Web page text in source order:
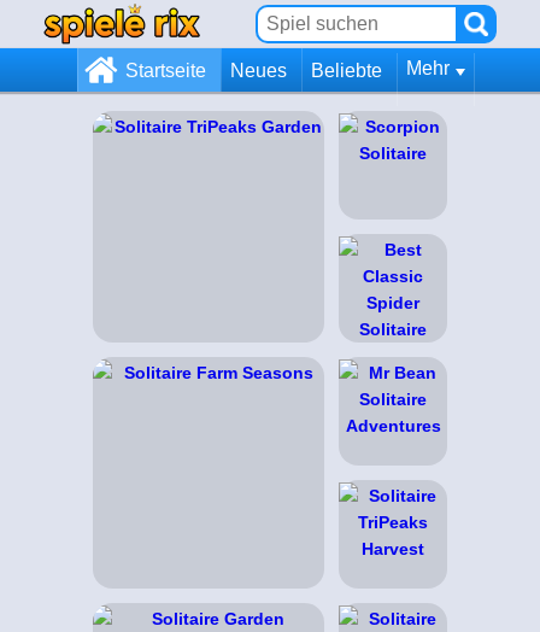
Startseite Neues Beliebte Mehr